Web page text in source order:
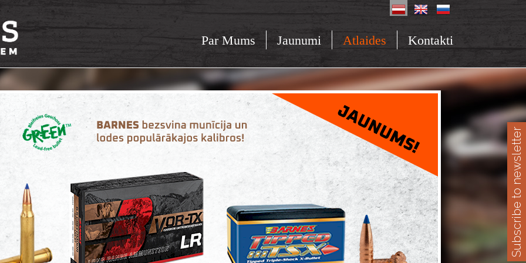
Par Mums Jaunumi Atlaides Kontakti
Subscribe to newsletter